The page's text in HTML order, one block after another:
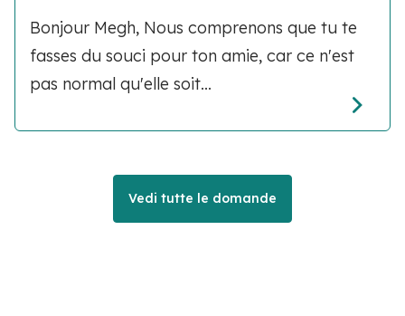
Bonjour Megh, Nous comprenons que tu te
fasses du souci pour ton amie, car ce n'est
pas normal qu'elle soit...
Vedi tutte le domande